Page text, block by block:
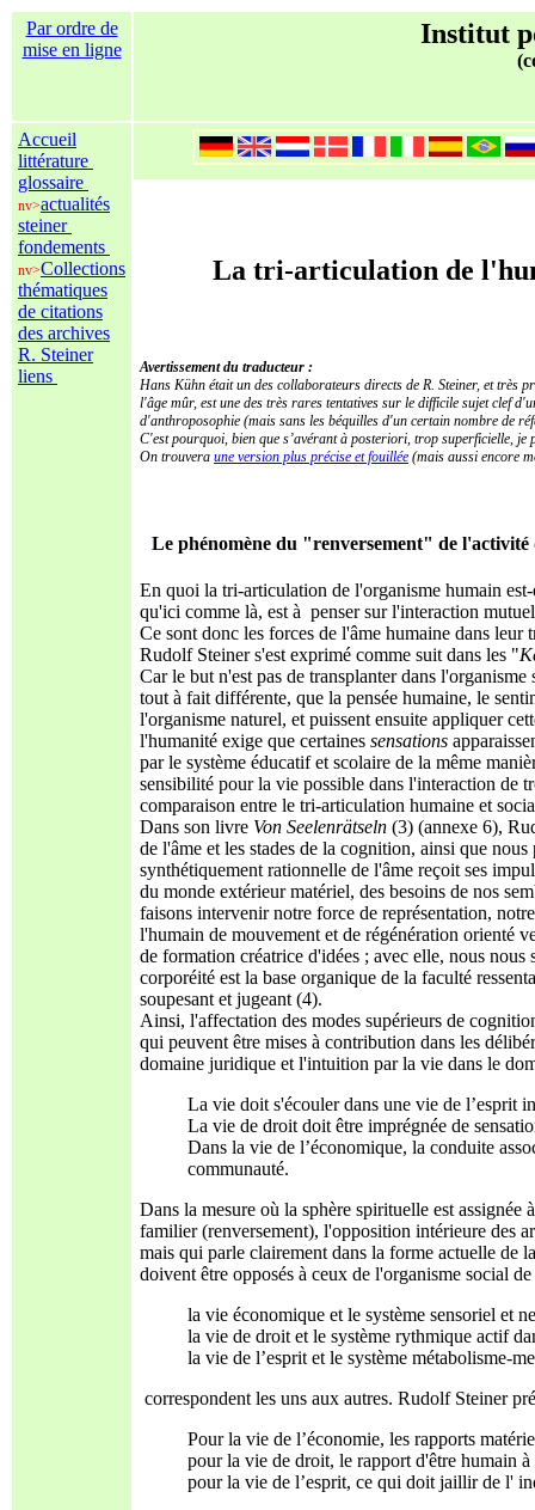
Par ordre de
mise en ligne
Institut
Accueil
littérature
glossaire
nv>actualités
steiner
fondements
nv>Collections
thématiques
de citations
des archives
R. Steiner
liens
La tri-articulation de
Avertissement du traducteur :
Hans Kühn était un des collaborateurs directs de R. Steiner, et très
l'âge mûr, est une des très rares tentatives sur le difficile sujet clef
d'anthroposophie (mais sans les béquilles d'un certain nombre de
C'est pourquoi, bien que s’avérant à posteriori, trop superficielle,
On trouvera une version plus précise et fouillée (mais aussi encore
Le phénomène du "renversement" de l'activité
En quoi la tri-articulation de l'organisme humain
qu'ici comme là, est à penser sur l'interaction
Ce sont donc les forces de l'âme humaine dans
Rudolf Steiner s'est exprimé comme suit dans les "
Car le but n'est pas de transplanter dans
tout à fait différente, que la pensée humaine, le
l'organisme naturel, et puissent ensuite appliquer
l'humanité exige que certaines sensations
par le système éducatif et scolaire de la même
sensibilité pour la vie possible dans l'interaction de
comparaison entre le tri-articulation humaine et
Dans son livre Von Seelenrätseln (3) (annexe 6),
de l'âme et les stades de la cognition, ainsi que
synthétiquement rationnelle de l'âme reçoit ses
du monde extérieur matériel, des besoins de nos
faisons intervenir notre force de représentation,
l'humain de mouvement et de régénération orienté
de formation créatrice d'idées ; avec elle, nous
corporéité est la base organique de la faculté
soupesant et jugeant (4).
Ainsi, l'affectation des modes supérieurs de
qui peuvent être mises à contribution dans les
domaine juridique et l'intuition par la vie dans le
La vie doit s'écouler dans une vie de l’esprit
La vie de droit doit être imprégnée de
Dans la vie de l’économique, la conduite
communauté.
Dans la mesure où la sphère spirituelle est
familier (renversement), l'opposition intérieure des
mais qui parle clairement dans la forme actuelle de
doivent être opposés à ceux de l'organisme social
la vie économique et le système sensoriel et
la vie de droit et le système rythmique actif
la vie de l’esprit et le système métabolisme-
correspondent les uns aux autres. Rudolf Steiner
Pour la vie de l’économie, les rapports
pour la vie de droit, le rapport d'être humain à
pour la vie de l’esprit, ce qui doit jaillir de l'